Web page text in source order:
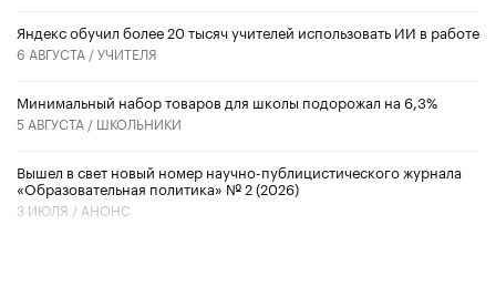
​Яндекс обучил более 20 тысяч учителей использовать ИИ в работе
6 АВГУСТА /УЧИТЕЛЯ
Минимальный набор товаров для школы подорожал на 6,3%
5 АВГУСТА / ШКОЛЬНИКИ
Вышел в свет новый номер научно-публицистического журнала
«Образовательная политика» № 2 (2026)
3 ИЮЛЯ / АНОНС